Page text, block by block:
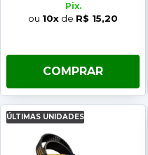
Pix.
ou 10x de R$ 15,20
COMPRAR
ÚLTIMAS UNIDADES